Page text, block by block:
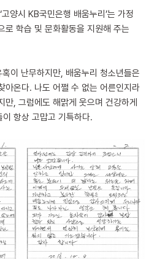
양시 KB국민은행 배움누리’는 가정
로 학습 및 문화활동을 지원해 주는
이 난무하지만, 배움누리 청소년들은
아온다. 나도 어쩔 수 없는 어른인지라
만, 그럼에도 해맑게 웃으며 건강하게
항상 고맙고 기특하다.